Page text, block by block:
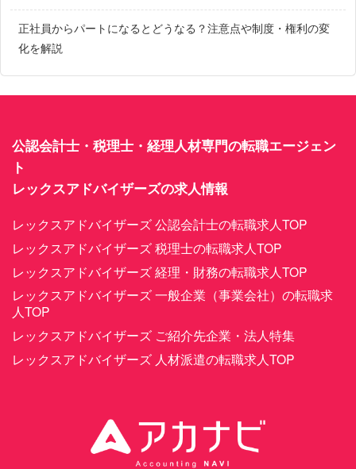
正社員からパートになるとどうなる？注意点や制度・権利の変
化を解説
公認会計士・税理士・経理人材専門の転職エージェン
ト
レックスアドバイザーズの求人情報
レックスアドバイザーズ 公認会計士の転職求人TOP
レックスアドバイザーズ 税理士の転職求人TOP
レックスアドバイザーズ 経理・財務の転職求人TOP
レックスアドバイザーズ 一般企業（事業会社）の転職求
人TOP
レックスアドバイザーズ ご紹介先企業・法人特集
レックスアドバイザーズ 人材派遣の転職求人TOP